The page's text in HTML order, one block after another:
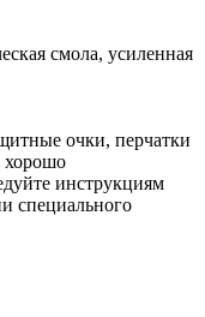
смола, усиленная
очки, перчатки
хорошо
инструкциям
специального